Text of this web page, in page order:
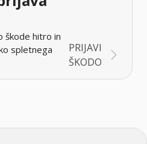
škode hitro in
spletnega
PRIJAVI
ŠKODO